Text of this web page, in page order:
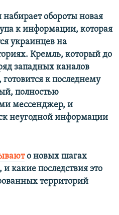
обороты новая
к информации, которая
украинцев на
Кремль, который до
западных каналов
к последнему
полностью
мессенджер, и
неугодной информации
о новых шагах
какие последствия это
территорий